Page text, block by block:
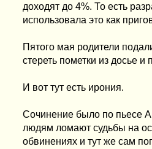
доходят до 4%. То есть
использовала это как
Пятого мая родители
стереть пометки из досье
И вот тут есть ирония.
Сочинение было по пьесе
людям ломают судьбы на
обвинениях и тут же сам